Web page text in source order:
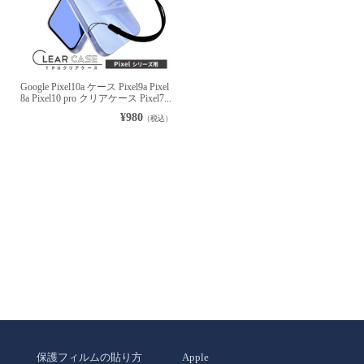
Google Pixel10a ケース Pixel9a Pixel
8a Pixel10 pro クリアケース Pixel7...
¥980（税込）
保護フィルムの貼り方 Apple